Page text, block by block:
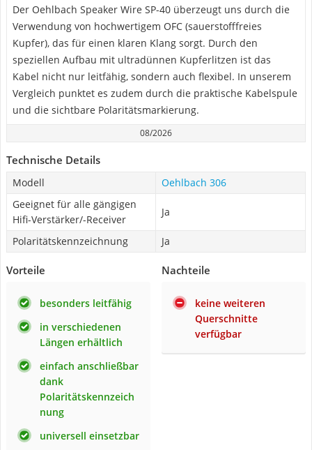
Der Oehlbach Speaker Wire SP-40 überzeugt uns durch die
Verwendung von hochwertigem OFC (sauerstofffreies
Kupfer), das für einen klaren Klang sorgt. Durch den
speziellen Aufbau mit ultradünnen Kupferlitzen ist das
Kabel nicht nur leitfähig, sondern auch flexibel. In unserem
Vergleich punktet es zudem durch die praktische Kabelspule
und die sichtbare Polaritätsmarkierung.
08/2026
Technische Details
Modell
Oehlbach 306
Geeignet für alle gängigen
Hifi-Verstärker/-Receiver
Ja
Polaritätskennzeichnung Ja
Vorteile
besonders leitfähig
in verschiedenen
Längen erhältlich
einfach anschließbar
dank
Polaritätskennzeich
nung
universell einsetzbar
Nachteile
keine weiteren
Querschnitte
verfügbar